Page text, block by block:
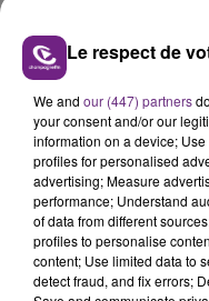
Ouverture de la
Le respect de
We and our (447) partners
your consent and/or our
information on a device;
profiles for personalised
advertising; Measure
performance; Understand
of data from different
profiles to personalise
content; Use limited data to
detect fraud, and fix errors;